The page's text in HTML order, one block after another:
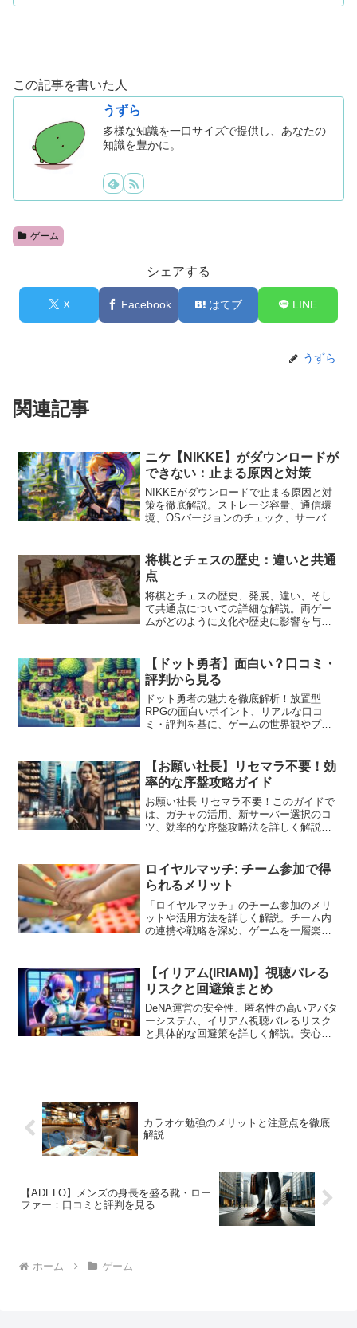
この記事を書いた人
うずら
多様な知識を一口サイズで提供し、あなたの
知識を豊かに。
ゲーム
シェアする
X Facebook はてブ LINE
うずら
関連記事
ニケ【NIKKE】がダウンロードが
できない：止まる原因と対策
NIKKEがダウンロードで止まる原因と対
策を徹底解説。ストレージ容量、通信環
境、OSバージョンのチェック、サーバー
将棋とチェスの歴史：違いと共通
点
将棋とチェスの歴史、発展、違い、そし
て共通点についての詳細な解説。両ゲー
ムがどのように文化や歴史に影響を与え
とチェスのファン、またはこれらのゲー
ムに興味を持つすべての人々のための必
読の記事です。
【ドット勇者】面白い？口コミ・
評判から見る
ドット勇者の魅力を徹底解析！放置型
RPGの面白いポイント、リアルな口コ
ミ・評判を基に、ゲームの世界観やプレ
【お願い社長】リセマラ不要！効
率的な序盤攻略ガイド
お願い社長 リセマラ不要！このガイドで
は、ガチャの活用、新サーバー選択のコ
ツ、効率的な序盤攻略法を詳しく解説。
ロイヤルマッチ: チーム参加で得
られるメリット
「ロイヤルマッチ」のチーム参加のメリ
ットや活用方法を詳しく解説。チーム内
の連携や戦略を深め、ゲームを一層楽し
【イリアム(IRIAM)】視聴バレる
リスクと回避策まとめ
DeNA運営の安全性、匿名性の高いアバタ
ーシステム、イリアム視聴バレるリスク
と具体的な回避策を詳しく解説。安心し
カラオケ勉強のメリットと注意点を徹底
解説
【ADELO】メンズの身長を盛る靴・ロー
ファー：口コミと評判を見る
ホーム ゲーム